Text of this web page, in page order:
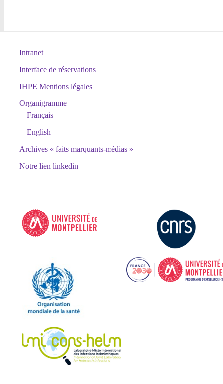
Intranet
Interface de réservations
IHPE Mentions légales
Organigramme
Français
English
Archives « faits marquants-médias »
Notre lien linkedin